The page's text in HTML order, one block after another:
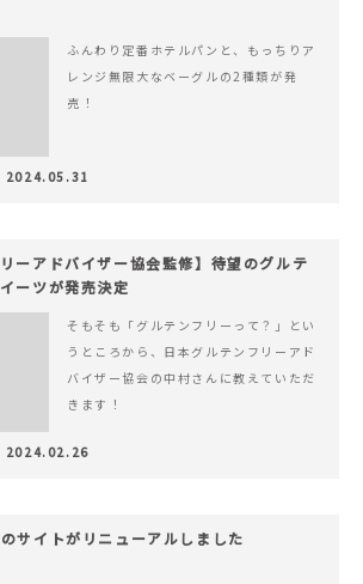
ふんわり定番ホテルパンと、もっちりア
レンジ無限大なベーグルの2種類が発
売！
2024.05.31
リーアドバイザー協会監修】待望のグルテ
ーツが発売決定
そもそも「グルテンフリーって？」とい
うところから、日本グルテンフリーアド
バイザー協会の中村さんに教えていただ
きます！
2024.02.26
サイトがリニューアルしました